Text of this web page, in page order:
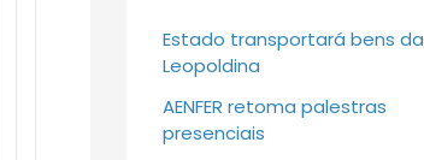
Estado transportará bens da
Leopoldina
AENFER retoma palestras
presenciais